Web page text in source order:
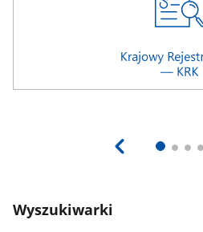
Wyszukiwarki